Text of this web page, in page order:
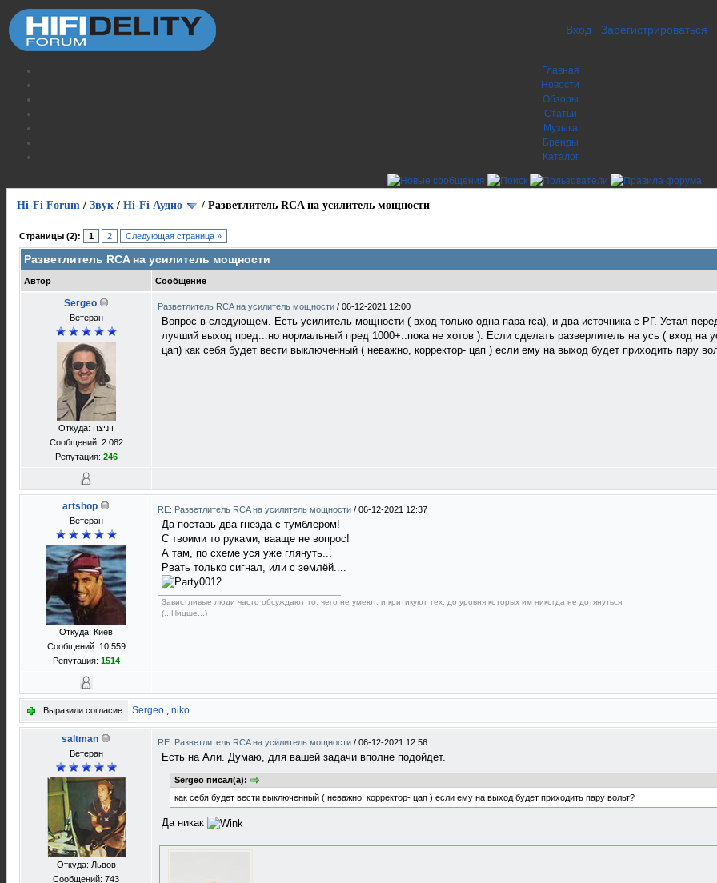
Вход Зарегистрироваться
Главная
Новости
Обзоры
Статьи
Музыка
Бренды
Каталог
Hi-Fi Forum / Звук / Hi-Fi Аудио / Разветлитель RCA на усилитель мощности
Страницы (2): 1 2 Следующая страница »
Разветлитель RCA на усилитель мощности
Автор Сообщение
Sergeo
Ветеран
Откуда: ויניצה
Сообщений: 2 082
Репутация: 246
Разветлитель RCA на усилитель мощности / 06-12-2021 12:00
Вопрос в следующем. Есть усилитель мощности ( вход только одна пара rca), и два источника с РГ. Устал
лучший выход пред...но нормальный пред 1000+..пока не хотов ). Если сделать разверлитель на усь ( вход на
цап) как себя будет вести выключенный ( неважно, корректор- цап ) если ему на выход будет приходить пару
artshop
Ветеран
Откуда: Киев
Сообщений: 10 559
Репутация: 1514
RE: Разветлитель RCA на усилитель мощности / 06-12-2021 12:37
Да поставь два гнезда с тумблером!
С твоими то руками, вааще не вопрос!
А там, по схеме уся уже глянуть...
Рвать только сигнал, или с землёй....
Завистливые люди часто обсуждают то, чего не умеют, и критикуют тех, до уровня которых им никогда не дотянуться.
(...Ницше...)
Выразили согласие: Sergeo , niko
saltman
Ветеран
Откуда: Львов
Сообщений: 743
RE: Разветлитель RCA на усилитель мощности / 06-12-2021 12:56
Есть на Али. Думаю, для вашей задачи вполне подойдет.
Sergeo писал(а):
как себя будет вести выключенный ( неважно, корректор- цап ) если ему на выход будет приходить пару вольт?
Да никак